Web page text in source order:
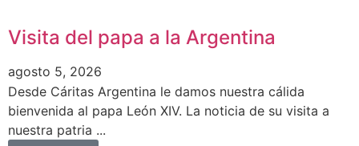
Visita del papa a la Argentina
agosto 5, 2026
Desde Cáritas Argentina le damos nuestra cálida
bienvenida al papa León XIV. La noticia de su visita a
nuestra patria ...